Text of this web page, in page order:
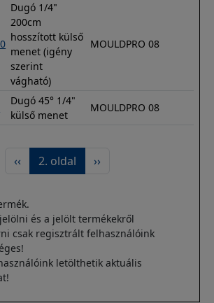
Dugó 1/4"
200cm
hosszított külső
menet (igény
szerint
vágható)
MOULDPRO 08
Dugó 45° 1/4"
külső menet
MOULDPRO 08
Előző oldal
‹‹ 2. oldal Következő oldal
››
és a jelölt termékekről
csak regisztrált felhasználóink
letölthetik aktuális